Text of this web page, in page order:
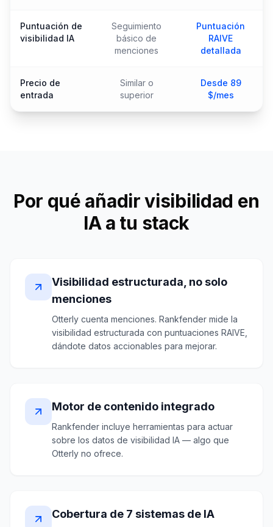
Puntuación de
visibilidad IA
Seguimiento
básico de
menciones
Puntuación
RAIVE
detallada
Precio de
entrada
Similar o
superior
Desde 89
$/mes
Por qué añadir visibilidad en
IA a tu stack
Visibilidad estructurada, no solo
menciones
Otterly cuenta menciones. Rankfender mide la
visibilidad estructurada con puntuaciones RAIVE,
dándote datos accionables para mejorar.
Motor de contenido integrado
Rankfender incluye herramientas para actuar
sobre los datos de visibilidad IA — algo que
Otterly no ofrece.
Cobertura de 7 sistemas de IA